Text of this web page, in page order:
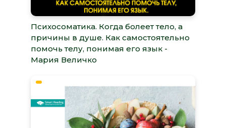
Психосоматика. Когда болеет тело, а
причины в душе. Как самостоятельно
помочь телу, понимая его язык -
Мария Величко